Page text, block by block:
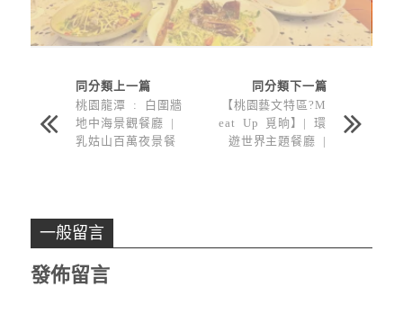
同分類上一篇
桃園龍潭 : 白圍牆
地中海景觀餐廳 |
乳姑山百萬夜景餐
同分類下一篇
【桃園藝文特區?M
eat Up 覓晌】| 環
遊世界主題餐廳 |
一般留言
發佈留言